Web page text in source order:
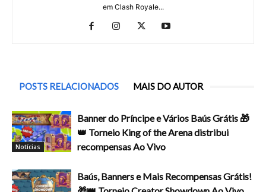
em Clash Royale...
POSTS RELACIONADOS MAIS DO AUTOR
Notícias
Banner do Príncipe e Vários Baús Grátis 🎁
👑 Torneio King of the Arena distribui
recompensas Ao Vivo
Baús, Banners e Mais Recompensas Grátis!